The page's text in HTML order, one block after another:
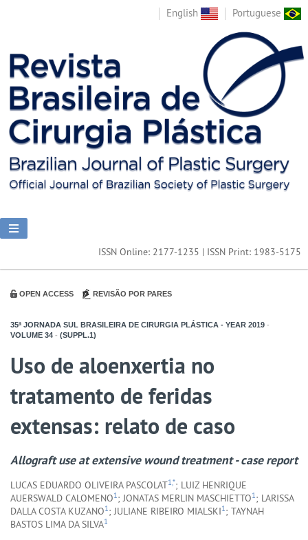
English Portuguese
ISSN Online: 2177-1235 | ISSN Print: 1983-5175
OPEN ACCESS REVISÃO POR PARES
35ª JORNADA SUL BRASILEIRA DE CIRURGIA PLÁSTICA - YEAR 2019 -
VOLUME 34 - (SUPPL.1)
Uso de aloenxertia no
tratamento de feridas
extensas: relato de caso
Allograft use at extensive wound treatment - case report
LUCAS EDUARDO OLIVEIRA PASCOLAT1,*; LUIZ HENRIQUE
AUERSWALD CALOMENO1; JONATAS MERLIN MASCHIETTO1; LARISSA
DALLA COSTA KUZANO1; JULIANE RIBEIRO MIALSKI1; TAYNAH
BASTOS LIMA DA SILVA1